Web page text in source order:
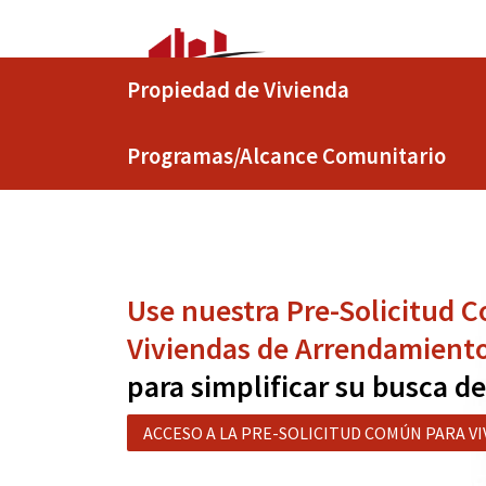
Propiedad de Vivienda
Programas/Alcance Comunitario
Use nuestra Pre-Solicitud
Viviendas de
para simplificar su busca
ACCESO A LA PRE-SOLICITUD COMÚN PARA